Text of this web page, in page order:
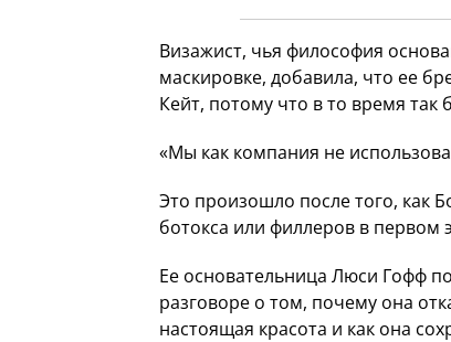
Визажист, чья философия
маскировке, добавила, что ее
Кейт, потому что в то время так
«Мы как компания не
Это произошло после того, как
ботокса или филлеров в первом
Ее основательница Люси Гофф
разговоре о том, почему она
настоящая красота и как она